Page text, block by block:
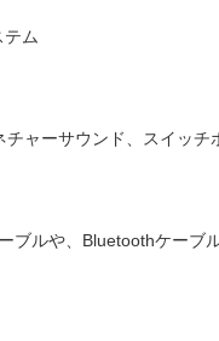
テム
ャーサウンド、スイッチ
ブルや、Bluetoothケーブ